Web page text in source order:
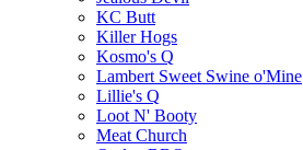
KC Butt
Killer Hogs
Kosmo's Q
Lambert Sweet Swine o'Mine
Lillie's Q
Loot N' Booty
Meat Church